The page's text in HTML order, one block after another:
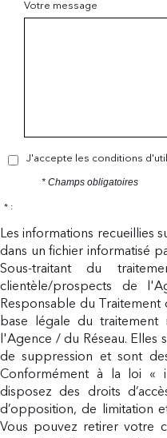
Votre message
J'accepte les conditions
* Champs obligatoires
* :
Les informations recueillies
dans un fichier informatisé
Sous-traitant du
clientèle/prospects de
Responsable du Traitement
base légale du
l'Agence / du Réseau. Elles
de suppression et sont
Conformément à la loi «
disposez des droits
d’opposition, de limitation
Vous pouvez retirer votre